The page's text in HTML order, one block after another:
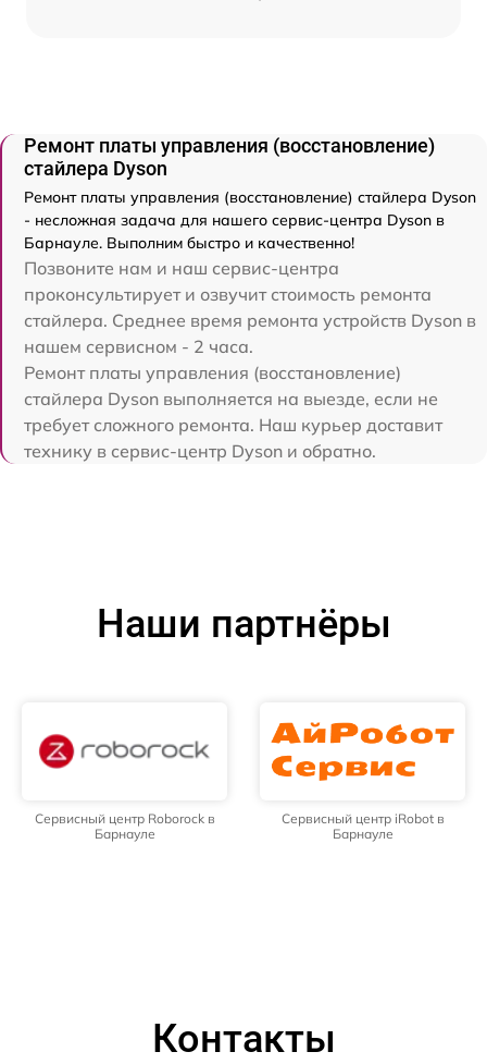
Ремонт платы управления (восстановление)
стайлера Dyson
Ремонт платы управления (восстановление) стайлера Dyson
- несложная задача для нашего сервис-центра Dyson в
Барнауле. Выполним быстро и качественно!
Позвоните нам и наш сервис-центра
проконсультирует и озвучит стоимость ремонта
стайлера. Среднее время ремонта устройств Dyson в
нашем сервисном - 2 часа.
Ремонт платы управления (восстановление)
стайлера Dyson выполняется на выезде, если не
требует сложного ремонта. Наш курьер доставит
технику в сервис-центр Dyson и обратно.
Наши партнёры
Сервисный центр Roborock в
Барнауле
Сервисный центр iRobot в
Барнауле
Контакты